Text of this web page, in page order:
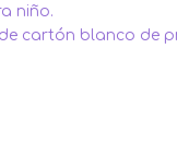
niño.
cartón blanco de